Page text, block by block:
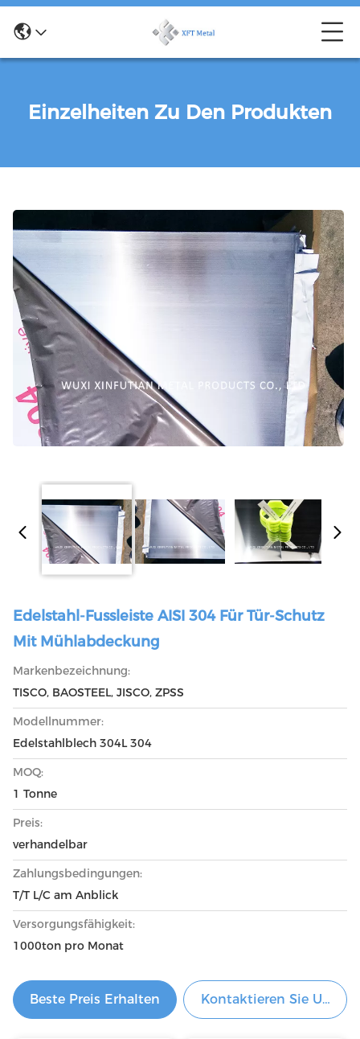
Einzelheiten Zu Den Produkten
Edelstahl-Fussleiste AISI 304 Für Tür-Schutz
Mit Mühlabdeckung
Markenbezeichnung:
TISCO, BAOSTEEL, JISCO, ZPSS
Modellnummer:
Edelstahlblech 304L 304
MOQ:
1 Tonne
Preis:
verhandelbar
Zahlungsbedingungen:
T/T L/C am Anblick
Versorgungsfähigkeit:
1000ton pro Monat
Beste Preis Erhalten Kontaktieren Sie Uns